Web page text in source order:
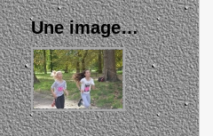
Une image…